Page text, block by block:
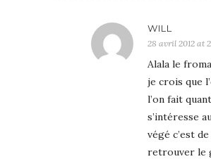
WILL
28 avril 2012 at
Alala le
je crois que
l’on fait
s’intéresse
végé c’est
retrouver le